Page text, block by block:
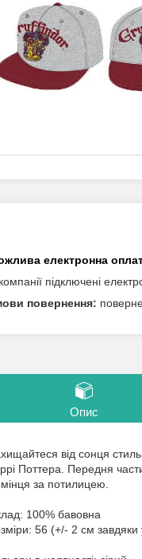
підключені
Опис
від сонця
Поттера. Передня
за потилицею.
100% бавовна
56 (+/- 2 см завдяки